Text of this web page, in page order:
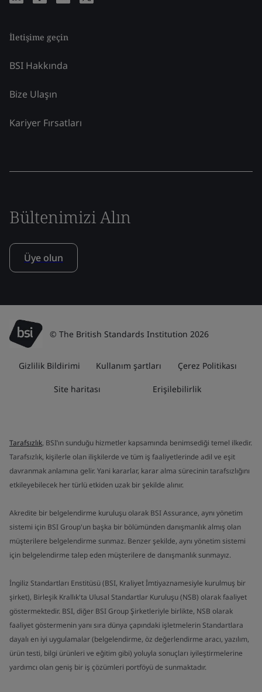
İletişime geçin
BSI Hakkında
Bize Ulaşın
Kariyer Fırsatları
Bültenimizi Alın
Üye olun
© The British Standards Institution 2026
Gizlilik Bildirimi Kullanım şartları Çerez Politikası
Site haritası Erişilebilirlik
Tarafsızlık, BSI’ın sunduğu hizmetler kapsamında benimsediği temel ilkedir.
Tarafsızlık, kişilerle olan ilişkilerde ve tüm iş faaliyetlerinde adil ve eşit
davranmak anlamına gelir. Yani kararlar, karar alma sürecinin tarafsızlığını
etkileyebilecek her türlü etkiden uzak bir şekilde alınır.
Akredite bir belgelendirme kuruluşu olarak BSI Assurance, aynı yönetim
sistemi için BSI Group'un başka bir bölümünden danışmanlık almış olan
müşterilere belgelendirme sunmaz. Benzer şekilde, aynı yönetim sistemi
için belgelendirme talep eden müşterilere de danışmanlık sunmayız.
İngiliz Standartları Enstitüsü (BSI, Kraliyet İmtiyaznamesiyle kurulmuş bir
şirket), Birleşik Krallık'ta Ulusal Standartlar Kuruluşu (NSB) olarak faaliyet
göstermektedir. BSI, diğer BSI Group Şirketleriyle birlikte, NSB olarak
faaliyet göstermenin yanı sıra dünya çapındaki işletmelerin Standartlara
dayalı en iyi uygulamalar (belgelendirme, öz değerlendirme aracı, yazılım,
ürün testi, bilgi ürünleri ve eğitim gibi) yoluyla sonuçları iyileştirmelerine
yardımcı olan geniş bir iş çözümleri portföyü de sunmaktadır.